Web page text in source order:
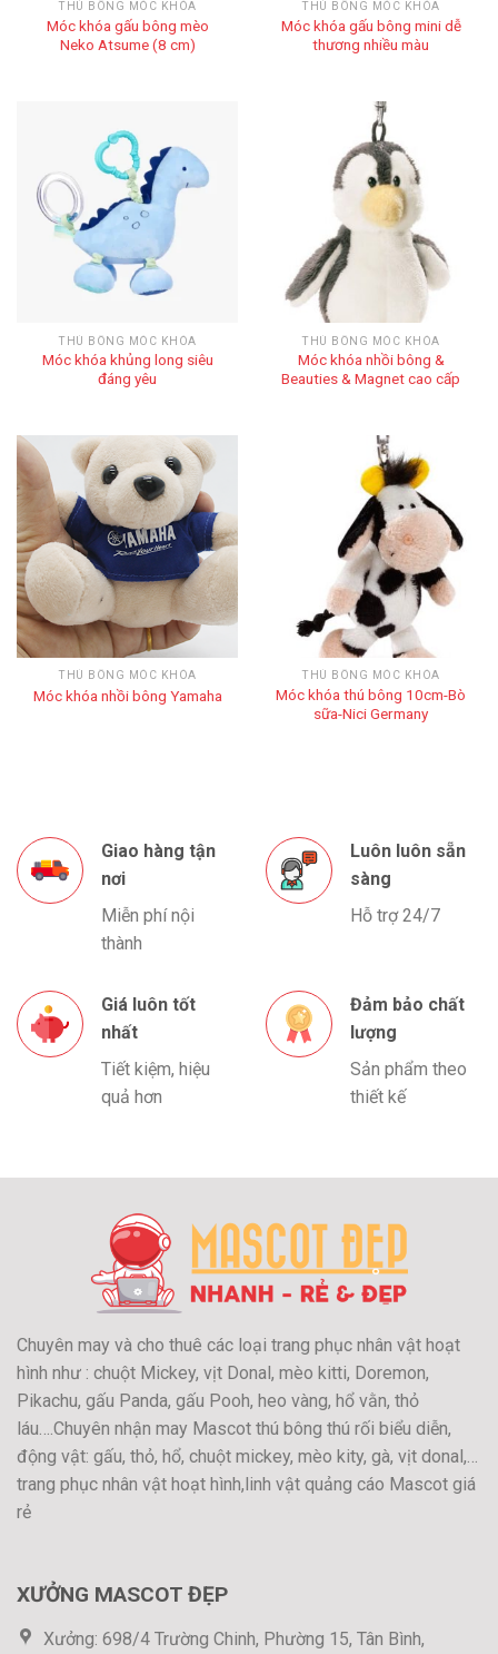
THÚ BÔNG MÓC KHÓA
Móc khóa gấu bông mèo
Neko Atsume (8 cm)
THÚ BÔNG MÓC KHÓA
Móc khóa gấu bông mini dễ
thương nhiều màu
THÚ BÔNG MÓC KHÓA
Móc khóa khủng long siêu
đáng yêu
THÚ BÔNG MÓC KHÓA
Móc khóa nhồi bông &
Beauties & Magnet cao cấp
THÚ BÔNG MÓC KHÓA
Móc khóa nhồi bông Yamaha
THÚ BÔNG MÓC KHÓA
Móc khóa thú bông 10cm-Bò
sữa-Nici Germany
Giao hàng tận
nơi
Miễn phí nội
thành
Luôn luôn sẵn
sàng
Hỗ trợ 24/7
Giá luôn tốt
nhất
Tiết kiệm, hiệu
quả hơn
Đảm bảo chất
lượng
Sản phẩm theo
thiết kế
Chuyên may và cho thuê các loại trang phục nhân vật hoạt
hình như : chuột Mickey, vịt Donal, mèo kitti, Doremon,
Pikachu, gấu Panda, gấu Pooh, heo vàng, hổ vằn, thỏ
láu….Chuyên nhận may Mascot thú bông thú rối biểu diễn,
động vật: gấu, thỏ, hổ, chuột mickey, mèo kity, gà, vịt donal,…
trang phục nhân vật hoạt hình,linh vật quảng cáo Mascot giá
rẻ
XƯỞNG MASCOT ĐẸP
Xưởng: 698/4 Trường Chinh, Phường 15, Tân Bình,